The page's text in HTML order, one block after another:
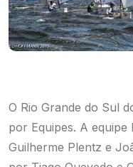
O Rio Grande do Sul
por Equipes. A equipe
Guilherme Plentz e